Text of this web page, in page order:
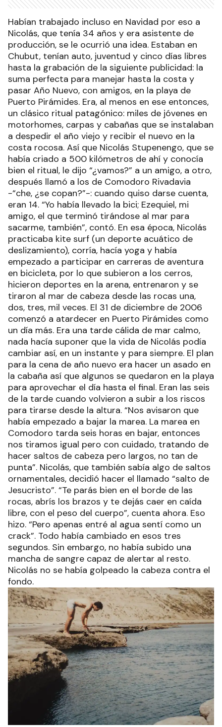
Habían trabajado incluso en Navidad por eso a
Nicolás, que tenía 34 años y era asistente de
producción, se le ocurrió una idea. Estaban en
Chubut, tenían auto, juventud y cinco días libres
hasta la grabación de la siguiente publicidad: la
suma perfecta para manejar hasta la costa y
pasar Año Nuevo, con amigos, en la playa de
Puerto Pirámides. Era, al menos en ese entonces,
un clásico ritual patagónico: miles de jóvenes en
motorhomes, carpas y cabañas que se instalaban
a despedir el año viejo y recibir el nuevo en la
costa rocosa. Así que Nicolás Stupenengo, que se
había criado a 500 kilómetros de ahí y conocía
bien el ritual, le dijo “¿vamos?” a un amigo, a otro,
después llamó a los de Comodoro Rivadavia
-“che, ¿se copan?”-: cuando quiso darse cuenta,
eran 14. “Yo había llevado la bici; Ezequiel, mi
amigo, el que terminó tirándose al mar para
sacarme, también”, contó. En esa época, Nicolás
practicaba kite surf (un deporte acuático de
deslizamiento), corría, hacía yoga y había
empezado a participar en carreras de aventura
en bicicleta, por lo que subieron a los cerros,
hicieron deportes en la arena, entrenaron y se
tiraron al mar de cabeza desde las rocas una,
dos, tres, mil veces. El 31 de diciembre de 2006
comenzó a atardecer en Puerto Pirámides como
un día más. Era una tarde cálida de mar calmo,
nada hacía suponer que la vida de Nicolás podía
cambiar así, en un instante y para siempre. El plan
para la cena de año nuevo era hacer un asado en
la cabaña así que algunos se quedaron en la playa
para aprovechar el día hasta el final. Eran las seis
de la tarde cuando volvieron a subir a los riscos
para tirarse desde la altura. “Nos avisaron que
había empezado a bajar la marea. La marea en
Comodoro tarda seis horas en bajar, entonces
nos tiramos igual pero con cuidado, tratando de
hacer saltos de cabeza pero largos, no tan de
punta”. Nicolás, que también sabía algo de saltos
ornamentales, decidió hacer el llamado “salto de
Jesucristo”. “Te parás bien en el borde de las
rocas, abrís los brazos y te dejás caer en caída
libre, con el peso del cuerpo”, cuenta ahora. Eso
hizo. “Pero apenas entré al agua sentí como un
crack”. Todo había cambiado en esos tres
segundos. Sin embargo, no había subido una
mancha de sangre capaz de alertar al resto.
Nicolás no se había golpeado la cabeza contra el
fondo.